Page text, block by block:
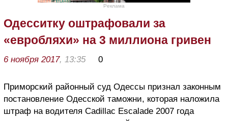
Реклама
Одесситку оштрафовали за
«евробляхи» на 3 миллиона гривен
6 ноября 2017, 13:35 0
Приморский районный суд Одессы признал законным
постановление Одесской таможни, которая наложила
штраф на водителя Cadillac Escalade 2007 года